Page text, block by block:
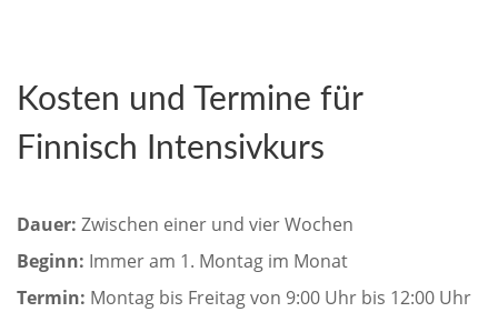
Kosten und Termine für
Finnisch Intensivkurs
Dauer: Zwischen einer und vier Wochen
Beginn: Immer am 1. Montag im Monat
Termin: Montag bis Freitag von 9:00 Uhr bis 12:00 Uhr